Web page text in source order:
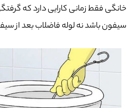
خانگی فقط زمانی کارایی دارد که
سیفون باشد نه لوله فاضلاب بعد از